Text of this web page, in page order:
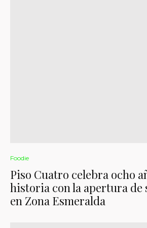
Foodie
Piso Cuatro celebra ocho
historia con la apertura de
en Zona Esmeralda